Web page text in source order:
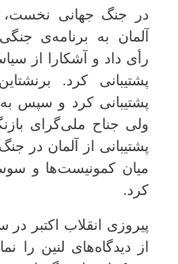
در جنگ جهانی نخست،
آلمان به برنامه‌ی جنگی
رأی داد و آشکارا از
پشتیبانی کرد.
پشتیبانی کرد و سپس به
ولی جناح ملی‌گرای
پشتیبانی از آلمان در
میان کمونیست‌ها و
کرد.
از دیدگاه‌های لنین را